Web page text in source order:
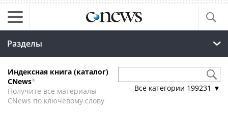
Разделы
Индексная книга (каталог)
CNews*
Получите все материалы
CNews по ключевому слову
Все категории 199231 ▼